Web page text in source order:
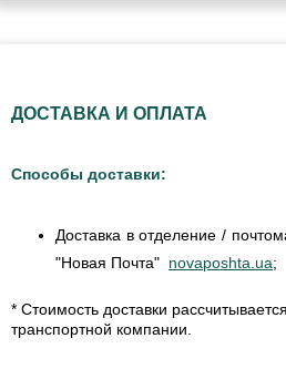
ДОСТАВКА И ОПЛАТА
Способы доставки:
Доставка в отделение /
"Новая Почта" novaposhta.ua;
* Стоимость доставки
транспортной компании.